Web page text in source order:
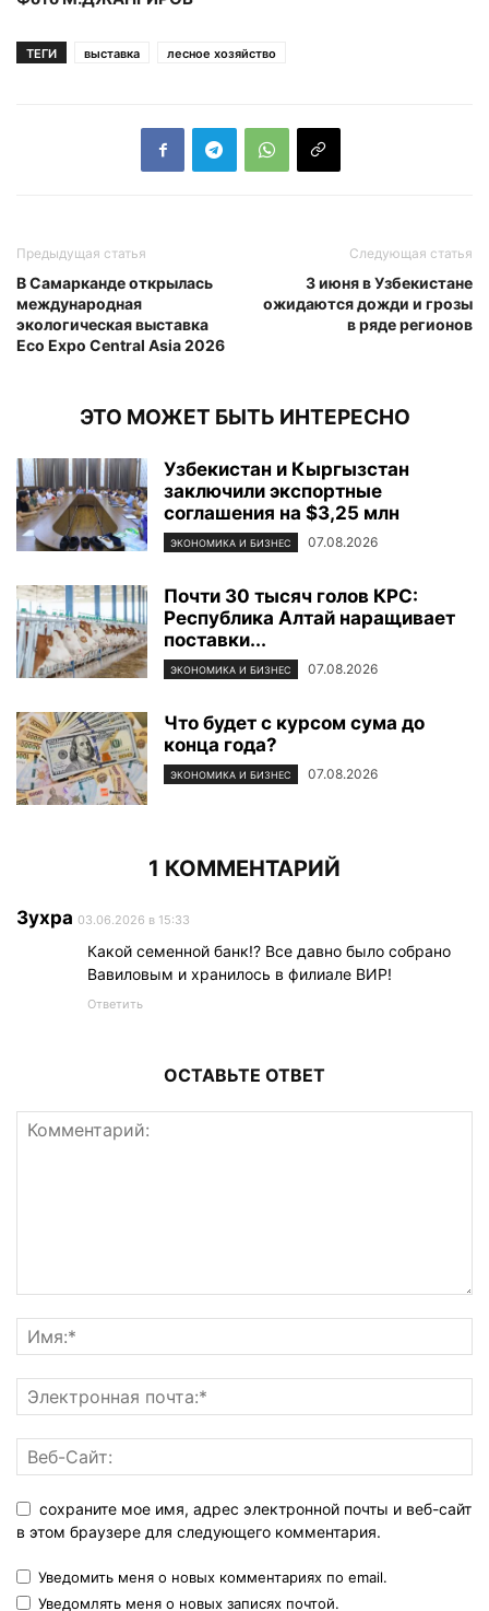
ТЕГИ выставка лесное хозяйство
Предыдущая статья
В Самарканде открылась
международная
экологическая выставка
Eco Expo Central Asia 2026
Следующая статья
3 июня в Узбекистане
ожидаются дожди и грозы
в ряде регионов
ЭТО МОЖЕТ БЫТЬ ИНТЕРЕСНО
Узбекистан и Кыргызстан
заключили экспортные
соглашения на $3,25 млн
ЭКОНОМИКА И БИЗНЕС 07.08.2026
Почти 30 тысяч голов КРС:
Республика Алтай наращивает
поставки...
ЭКОНОМИКА И БИЗНЕС 07.08.2026
Что будет с курсом сума до
конца года?
ЭКОНОМИКА И БИЗНЕС 07.08.2026
1 КОММЕНТАРИЙ
Зухра 03.06.2026 в 15:33
Какой семенной банк!? Все давно было собрано
Вавиловым и хранилось в филиале ВИР!
Ответить
ОСТАВЬТЕ ОТВЕТ
сохраните мое имя, адрес электронной почты и веб-сайт
в этом браузере для следующего комментария.
Уведомить меня о новых комментариях по email.
Уведомлять меня о новых записях почтой.